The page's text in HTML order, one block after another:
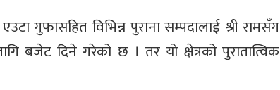
गुफासहित विभिन्न पुराना सम्पदालाई श्री रामसँग
बजेट दिने गरेको छ । तर यो क्षेत्रको पुरातात्विक